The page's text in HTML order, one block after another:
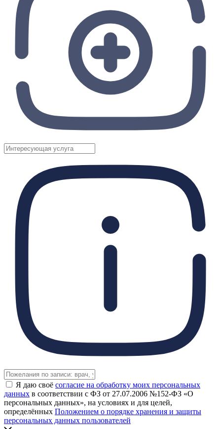
Я даю своё согласие на обработку моих персональных
данных в соответствии с ФЗ от 27.07.2006 №152-ФЗ «О
персональных данных», на условиях и для целей,
определённых Положением о порядке хранения и защиты
персональных данных пользователей